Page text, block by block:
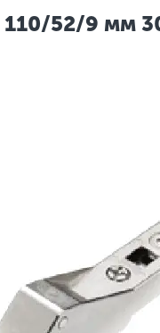
52/9 мм